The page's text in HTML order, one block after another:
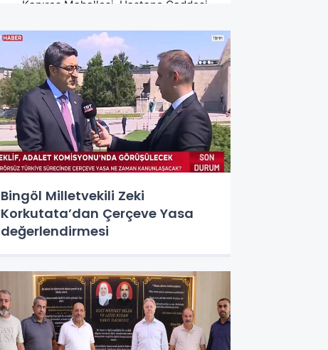
Bingöl Milletvekili Zeki
Korkutata’dan Çerçeve Yasa
değerlendirmesi